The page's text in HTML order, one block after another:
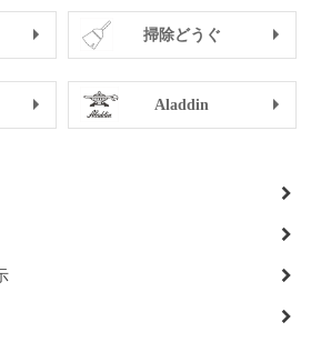
掃除どうぐ
Aladdin